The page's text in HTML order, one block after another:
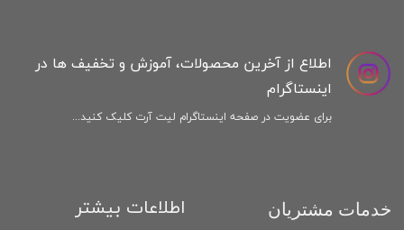
خدمات مشتریان اطلاعات بیشتر
اطلاع از آخرین محصولات، آموزش و تخفیف ها در
اینستاگرام
برای عضویت در صفحه اینستاگرام لیت آرت کلیک کنید...